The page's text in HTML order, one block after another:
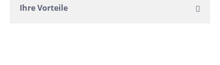
Ihre Vorteile